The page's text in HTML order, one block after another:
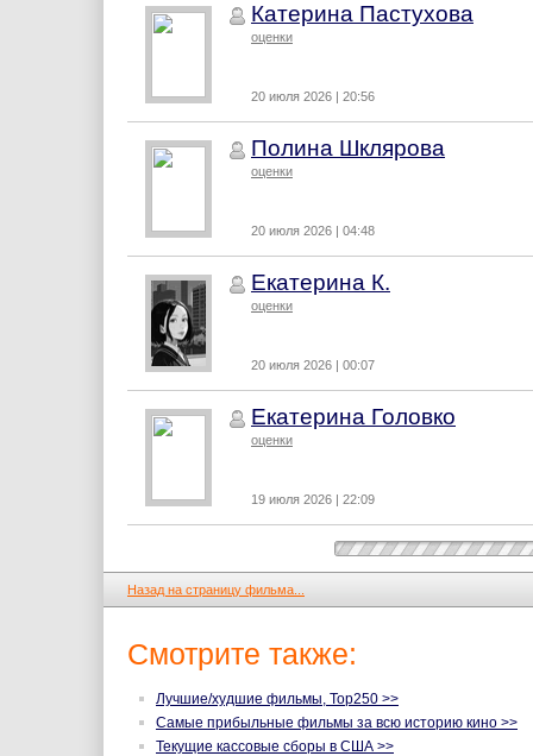
Катерина Пастухова
оценки
20 июля 2026 | 20:56
Полина Шклярова
оценки
20 июля 2026 | 04:48
Екатерина К.
оценки
20 июля 2026 | 00:07
Екатерина Головко
оценки
19 июля 2026 | 22:09
Назад на страницу фильма...
Смотрите также:
Лучшие/худшие фильмы, Top250 >>
Самые прибыльные фильмы за всю историю кино >>
Текущие кассовые сборы в США >>